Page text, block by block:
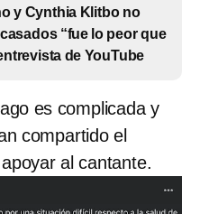
y Cynthia Klitbo no
“fue lo peor que
de YouTube
es complicada y
compartido el
al cantante.